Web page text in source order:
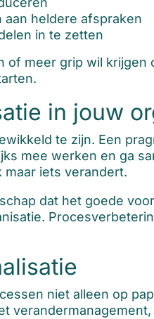
heldere afspraken
in te zetten
meer grip wil
in jouw
te zijn. Een
mee werken en ga
iets verandert.
dat het goede
niet alleen op